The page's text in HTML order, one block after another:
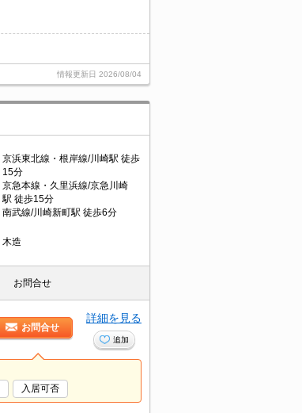
情報更新日 2026/08/04
京浜東北線・根岸線/川崎駅 徒歩
15分
京急本線・久里浜線/京急川崎
駅 徒歩15分
南武線/川崎新町駅 徒歩6分
木造
お問合せ
お問合せ
詳細を見る
追加
入居可否